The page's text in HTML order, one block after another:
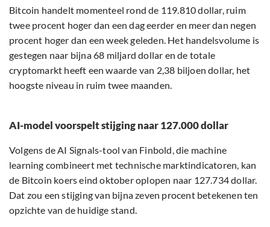
Bitcoin handelt momenteel rond de 119.810 dollar, ruim
twee procent hoger dan een dag eerder en meer dan negen
procent hoger dan een week geleden. Het handelsvolume is
gestegen naar bijna 68 miljard dollar en de totale
cryptomarkt heeft een waarde van 2,38 biljoen dollar, het
hoogste niveau in ruim twee maanden.
AI-model voorspelt stijging naar 127.000 dollar
Volgens de AI Signals-tool van Finbold, die machine
learning combineert met technische marktindicatoren, kan
de Bitcoin koers eind oktober oplopen naar 127.734 dollar.
Dat zou een stijging van bijna zeven procent betekenen ten
opzichte van de huidige stand.